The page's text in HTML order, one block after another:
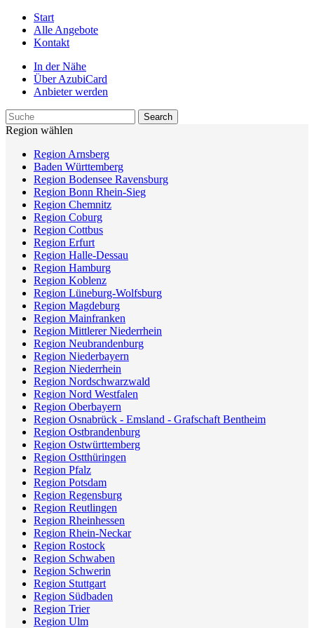
Start
Alle Angebote
Kontakt
In der Nähe
Über AzubiCard
Anbieter werden
Region wählen
Region Arnsberg
Baden Württemberg
Region Bodensee Ravensburg
Region Bonn Rhein-Sieg
Region Chemnitz
Region Coburg
Region Cottbus
Region Erfurt
Region Halle-Dessau
Region Hamburg
Region Koblenz
Region Lüneburg-Wolfsburg
Region Magdeburg
Region Mainfranken
Region Mittlerer Niederrhein
Region Neubrandenburg
Region Niederbayern
Region Niederrhein
Region Nordschwarzwald
Region Nord Westfalen
Region Oberbayern
Region Osnabrück - Emsland - Grafschaft Bentheim
Region Ostbrandenburg
Region Ostwürttemberg
Region Ostthüringen
Region Pfalz
Region Potsdam
Region Regensburg
Region Reutlingen
Region Rheinhessen
Region Rhein-Neckar
Region Rostock
Region Schwaben
Region Schwerin
Region Stuttgart
Region Südbaden
Region Trier
Region Ulm